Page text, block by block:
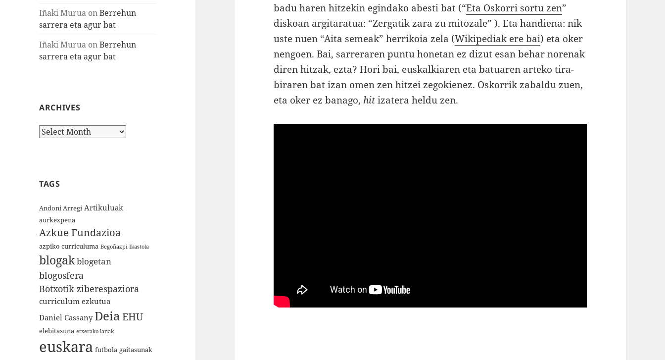
Iñaki Murua onBerrehun
sarrera eta agur bat
Iñaki Murua onBerrehun
sarrera eta agur bat
ARCHIVES
Archives
TAGS
Andoni Arregi Artikuluak
aurkezpena
Azkue Fundazioa
azpiko curriculuma Begoñazpi Ikastola
blogakblogetan
blogosfera
Botxotik ziberespaziora
curriculum ezkutua
Daniel Cassany Deia EHU
elebitasuna etxerako lanak
euskara futbola gaitasunak
badu haren hitzekin egindako abesti bat (“Eta Oskorri sortu zen”
diskoan argitaratua: “Zergatik zara zu mitozale” ). Eta handiena: nik
uste nuen “Aita semeak” herrikoia zela (Wikipediak ere bai) eta oker
nengoen. Bai, sarreraren puntu honetan ez dizut esan behar norenak
diren hitzak, ezta? Hori bai, euskalkiaren eta batuaren arteko tira-
biraren bat izan omen zen hitzei zegokienez. Oskorrik zabaldu zuen,
eta oker ez banago, hitizatera heldu zen.